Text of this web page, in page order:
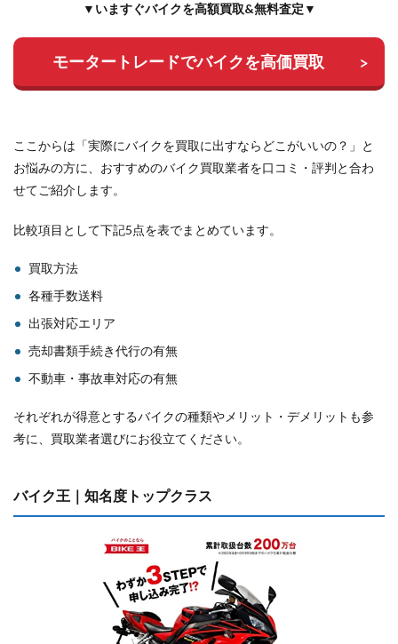
▼いますぐバイクを高額買取&無料査定▼
モータートレードでバイクを高価買取
ここからは「実際にバイクを買取に出すならどこがいいの？」と
お悩みの方に、おすすめのバイク買取業者を口コミ・評判と合わ
せてご紹介します。
比較項目として下記5点を表でまとめています。
買取方法
各種手数送料
出張対応エリア
売却書類手続き代行の有無
不動車・事故車対応の有無
それぞれが得意とするバイクの種類やメリット・デメリットも参
考に、買取業者選びにお役立てください。
バイク王｜知名度トップクラス